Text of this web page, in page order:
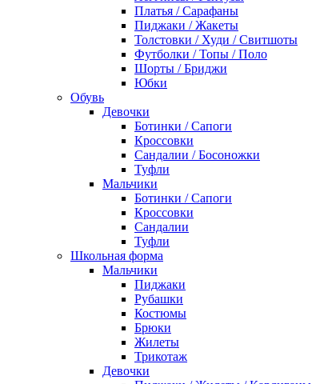
Платья / Сарафаны
Пиджаки / Жакеты
Толстовки / Худи / Свитшоты
Футболки / Топы / Поло
Шорты / Бриджи
Юбки
Обувь
Девочки
Ботинки / Сапоги
Кроссовки
Сандалии / Босоножки
Туфли
Мальчики
Ботинки / Сапоги
Кроссовки
Сандалии
Туфли
Школьная форма
Мальчики
Пиджаки
Рубашки
Костюмы
Брюки
Жилеты
Трикотаж
Девочки